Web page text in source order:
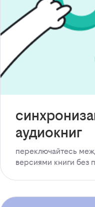
аудиокниг
переключайтесь
версиями книги без